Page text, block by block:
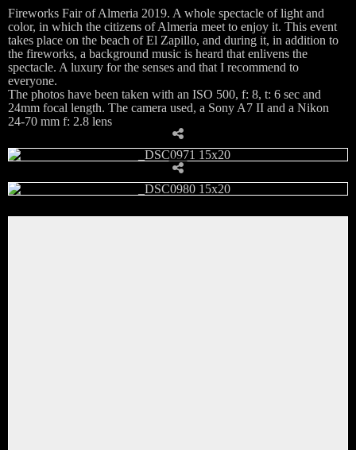
Fireworks Fair of Almeria 2019. A whole spectacle of light and
color, in which the citizens of Almeria meet to enjoy it. This event
takes place on the beach of El Zapillo, and during it, in addition to
the fireworks, a background music is heard that enlivens the
spectacle. A luxury for the senses and that I recommend to
everyone.
The photos have been taken with an ISO 500, f: 8, t: 6 sec and
24mm focal length. The camera used, a Sony A7 II and a Nikon
24-70 mm f: 2.8 lens